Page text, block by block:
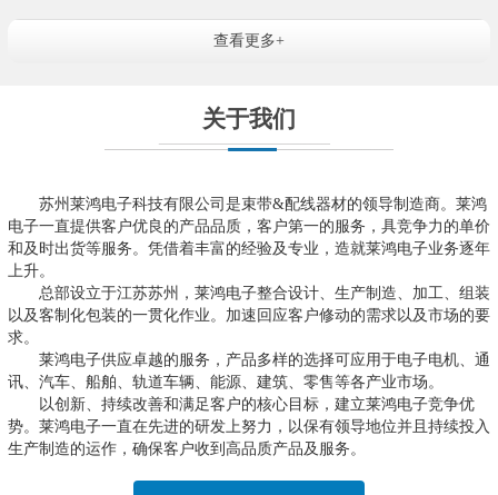
查看更多+
关于我们
苏州莱鸿电子科技有限公司是束带&配线器材的领导制造商。莱鸿
电子一直提供客户优良的产品品质，客户第一的服务，具竞争力的单价
和及时出货等服务。凭借着丰富的经验及专业，造就莱鸿电子业务逐年
上升。
总部设立于江苏苏州，莱鸿电子整合设计、生产制造、加工、组装
以及客制化包装的一贯化作业。加速回应客户修动的需求以及市场的要
求。
莱鸿电子供应卓越的服务，产品多样的选择可应用于电子电机、通
讯、汽车、船舶、轨道车辆、能源、建筑、零售等各产业市场。
以创新、持续改善和满足客户的核心目标，建立莱鸿电子竞争优
势。莱鸿电子一直在先进的研发上努力，以保有领导地位并且持续投入
生产制造的运作，确保客户收到高品质产品及服务。